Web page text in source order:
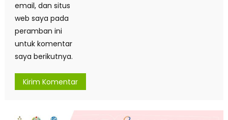
email, dan situs
web saya pada
peramban ini
untuk komentar
saya berikutnya.